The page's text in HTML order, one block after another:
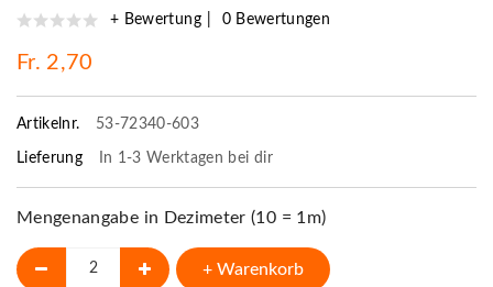
+ Bewertung 0 Bewertungen
Fr. 2,70
Artikelnr. 53-72340-603
Lieferung In 1-3 Werktagen bei dir
Mengenangabe in Dezimeter (10 = 1m)
+ Warenkorb